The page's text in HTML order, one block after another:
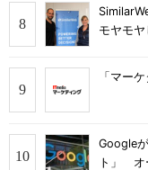
モヤモヤ
「マー
Google
ト」 オ